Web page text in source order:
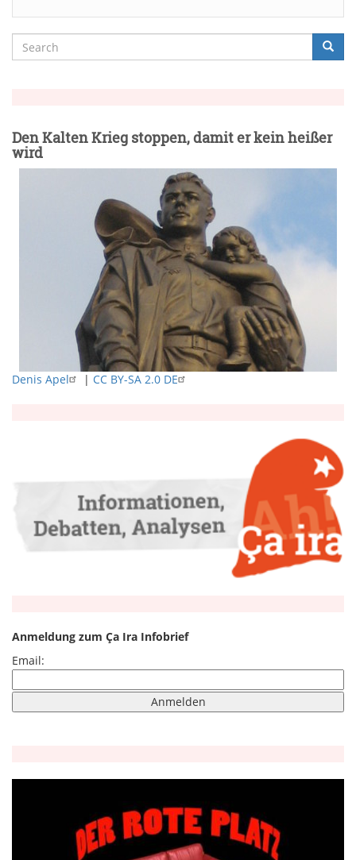
Suche
Search
Den Kalten Krieg stoppen, damit er kein heißer
wird
Denis Apel | CC BY-SA 2.0 DE
Anmeldung zum Ça Ira Infobrief
Email: